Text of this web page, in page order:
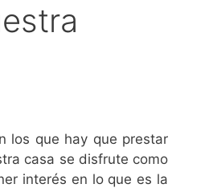
los que hay que prestar
casa se disfrute como
interés en lo que es la